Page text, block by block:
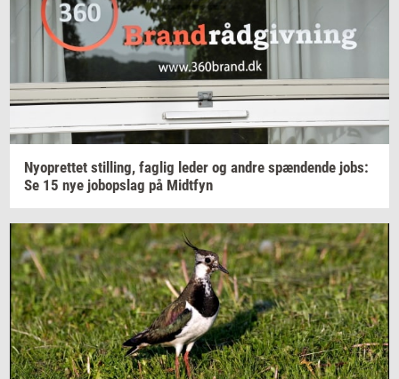
Ny­op­ret­tet stil­ling, fag­lig leder og andre spæn­den­de jobs:
Se 15 nye jo­bop­slag på Midt­fyn